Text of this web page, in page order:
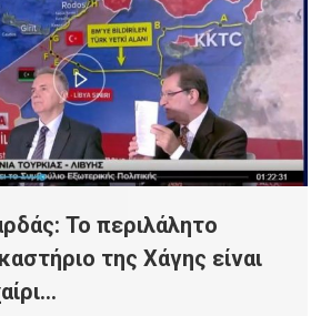
Το περιλάλητο
της Χάγης είναι